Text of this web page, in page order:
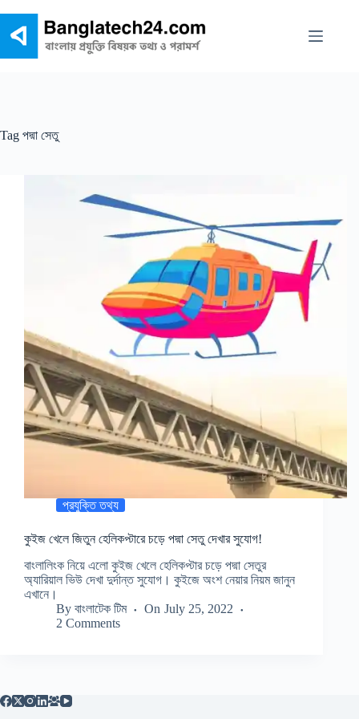
content
Tag পদ্মা সেতু
প্রযুক্তি তথ্য
কুইজ খেলে জিতুন হেলিকপ্টারে চড়ে পদ্মা সেতু দেখার সুযোগ!
বাংলালিংক নিয়ে এলো কুইজ খেলে হেলিকপ্টার চড়ে পদ্মা সেতুর
অ্যারিয়াল ভিউ দেখা দুর্দান্ত সুযোগ। কুইজে অংশ নেয়ার নিয়ম জানুন
এখানে।
By বাংলাটেক টিম On July 25, 2022
2 Comments